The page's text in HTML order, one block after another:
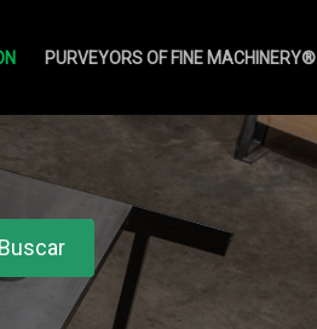
PURVEYORS OF FINE MACHINERY®